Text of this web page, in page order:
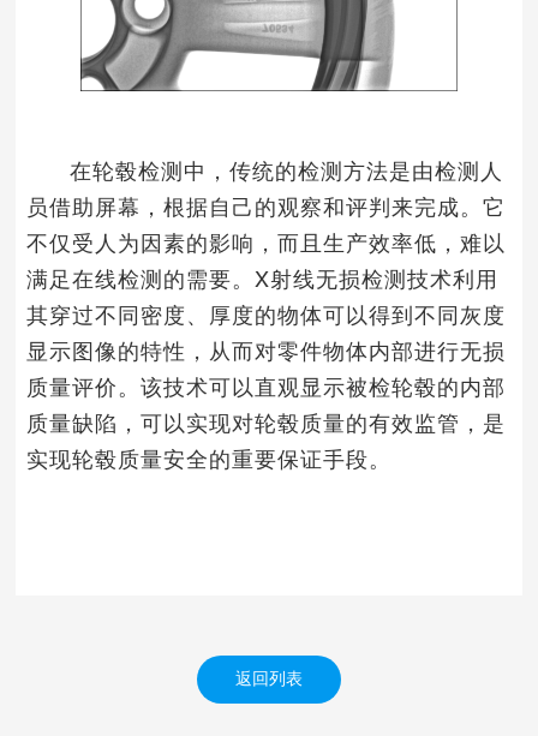
在轮毂检测中，传统的检测方法是由检测人
员借助屏幕，根据自己的观察和评判来完成。它
不仅受人为因素的影响，而且生产效率低，难以
满足在线检测的需要。X射线无损检测技术利用
其穿过不同密度、厚度的物体可以得到不同灰度
显示图像的特性，从而对零件物体内部进行无损
质量评价。该技术可以直观显示被检轮毂的内部
质量缺陷，可以实现对轮毂质量的有效监管，是
实现轮毂质量安全的重要保证手段。
返回列表